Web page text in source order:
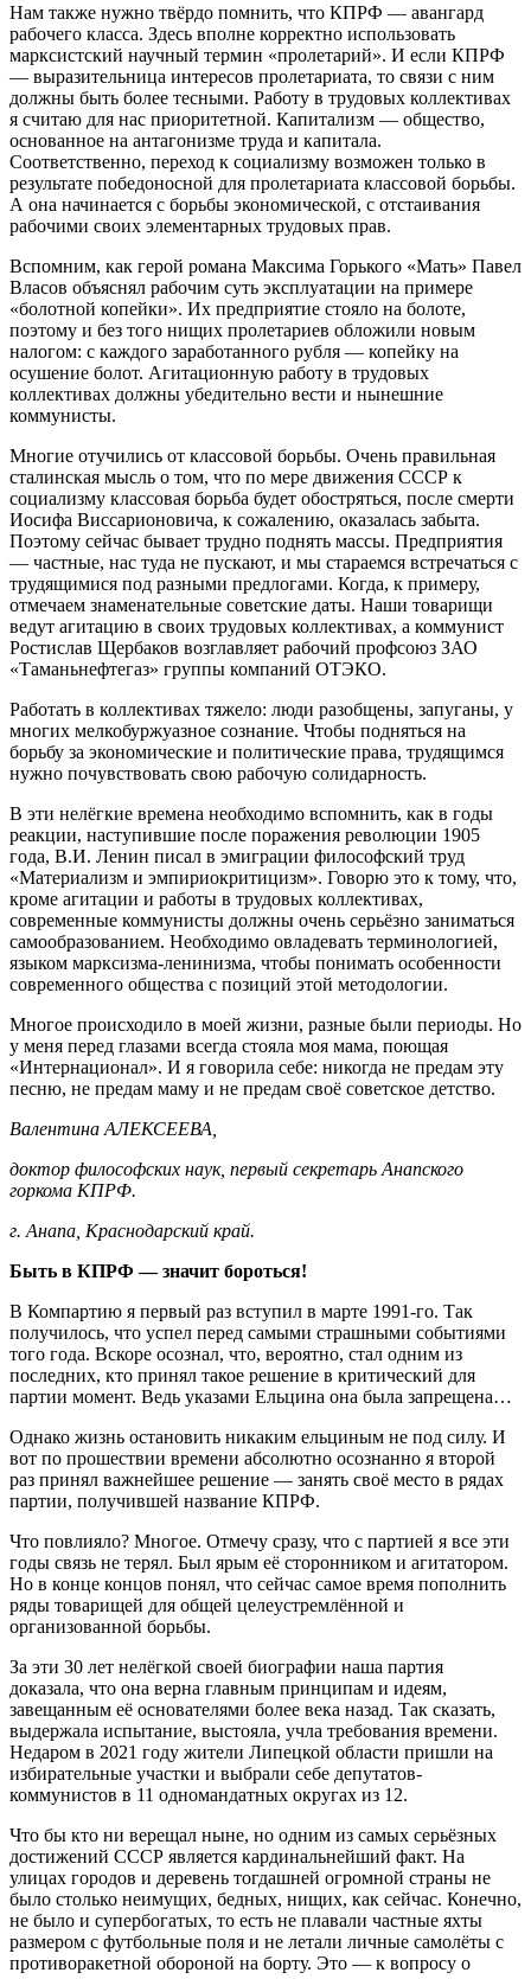
Нам также нужно твёрдо помнить, что КПРФ — авангард
рабочего класса. Здесь вполне корректно использовать
марксистский научный термин «пролетарий». И если КПРФ
— выразительница интересов пролетариата, то связи с ним
должны быть более тесными. Работу в трудовых коллективах
я считаю для нас приоритетной. Капитализм — общество,
основанное на антагонизме труда и капитала.
Соответственно, переход к социализму возможен только в
результате победоносной для пролетариата классовой борьбы.
А она начинается с борьбы экономической, с отстаивания
рабочими своих элементарных трудовых прав.
Вспомним, как герой романа Максима Горького «Мать» Павел
Власов объяснял рабочим суть эксплуатации на примере
«болотной копейки». Их предприятие стояло на болоте,
поэтому и без того нищих пролетариев обложили новым
налогом: с каждого заработанного рубля — копейку на
осушение болот. Агитационную работу в трудовых
коллективах должны убедительно вести и нынешние
коммунисты.
Многие отучились от классовой борьбы. Очень правильная
сталинская мысль о том, что по мере движения СССР к
социализму классовая борьба будет обостряться, после смерти
Иосифа Виссарионовича, к сожалению, оказалась забыта.
Поэтому сейчас бывает трудно поднять массы. Предприятия
— частные, нас туда не пускают, и мы стараемся встречаться с
трудящимися под разными предлогами. Когда, к примеру,
отмечаем знаменательные советские даты. Наши товарищи
ведут агитацию в своих трудовых коллективах, а коммунист
Ростислав Щербаков возглавляет рабочий профсоюз ЗАО
«Таманьнефтегаз» группы компаний ОТЭКО.
Работать в коллективах тяжело: люди разобщены, запуганы, у
многих мелкобуржуазное сознание. Чтобы подняться на
борьбу за экономические и политические права, трудящимся
нужно почувствовать свою рабочую солидарность.
В эти нелёгкие времена необходимо вспомнить, как в годы
реакции, наступившие после поражения революции 1905
года, В.И. Ленин писал в эмиграции философский труд
«Материализм и эмпириокритицизм». Говорю это к тому, что,
кроме агитации и работы в трудовых коллективах,
современные коммунисты должны очень серьёзно заниматься
самообразованием. Необходимо овладевать терминологией,
языком марксизма-ленинизма, чтобы понимать особенности
современного общества с позиций этой методологии.
Многое происходило в моей жизни, разные были периоды. Но
у меня перед глазами всегда стояла моя мама, поющая
«Интернационал». И я говорила себе: никогда не предам эту
песню, не предам маму и не предам своё советское детство.
Валентина АЛЕКСЕЕВА,
доктор философских наук, первый секретарь Анапского
горкома КПРФ.
г. Анапа, Краснодарский край.
Быть в КПРФ — значит бороться!
В Компартию я первый раз вступил в марте 1991-го. Так
получилось, что успел перед самыми страшными событиями
того года. Вскоре осознал, что, вероятно, стал одним из
последних, кто принял такое решение в критический для
партии момент. Ведь указами Ельцина она была запрещена…
Однако жизнь остановить никаким ельциным не под силу. И
вот по прошествии времени абсолютно осознанно я второй
раз принял важнейшее решение — занять своё место в рядах
партии, получившей название КПРФ.
Что повлияло? Многое. Отмечу сразу, что с партией я все эти
годы связь не терял. Был ярым её сторонником и агитатором.
Но в конце концов понял, что сейчас самое время пополнить
ряды товарищей для общей целеустремлённой и
организованной борьбы.
За эти 30 лет нелёгкой своей биографии наша партия
доказала, что она верна главным принципам и идеям,
завещанным её основателями более века назад. Так сказать,
выдержала испытание, выстояла, учла требования времени.
Недаром в 2021 году жители Липецкой области пришли на
избирательные участки и выбрали себе депутатов-
коммунистов в 11 одномандатных округах из 12.
Что бы кто ни верещал ныне, но одним из самых серьёзных
достижений СССР является кардинальнейший факт. На
улицах городов и деревень тогдашней огромной страны не
было столько неимущих, бедных, нищих, как сейчас. Конечно,
не было и супербогатых, то есть не плавали частные яхты
размером с футбольные поля и не летали личные самолёты с
противоракетной обороной на борту. Это — к вопросу о